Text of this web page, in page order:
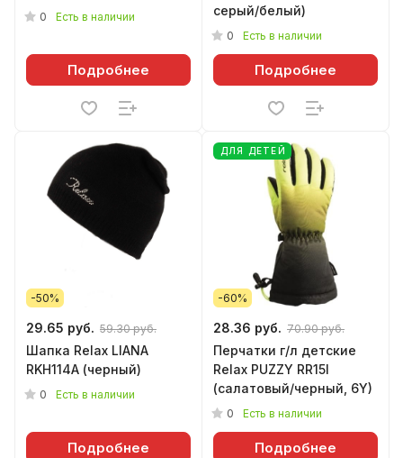
0 Есть в наличии
Подробнее
серый/белый)
0 Есть в наличии
Подробнее
-50%
29.65 руб. 59.30 руб.
Шапка Relax LIANA
RKH114A (черный)
0 Есть в наличии
Подробнее
ДЛЯ ДЕТЕЙ
-60%
28.36 руб. 70.90 руб.
Перчатки г/л детские
Relax PUZZY RR15I
(салатовый/черный, 6Y)
0 Есть в наличии
Подробнее